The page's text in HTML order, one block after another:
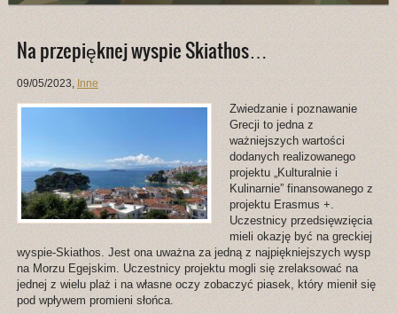
Na przepięknej wyspie Skiathos…
09/05/2023, Inne
Zwiedzanie i poznawanie
Grecji to jedna z
ważniejszych wartości
dodanych realizowanego
projektu „Kulturalnie i
Kulinarnie” finansowanego z
projektu Erasmus +.
Uczestnicy przedsięwzięcia
mieli okazję być na greckiej
wyspie-Skiathos. Jest ona uważna za jedną z najpiękniejszych wysp
na Morzu Egejskim. Uczestnicy projektu mogli się zrelaksować na
jednej z wielu plaż i na własne oczy zobaczyć piasek, który mienił się
pod wpływem promieni słońca.